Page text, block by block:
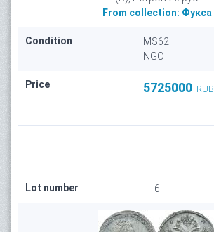
From collection: Фукса
Condition
MS62
NGC
Price 5725000 RUB
Lot number 6